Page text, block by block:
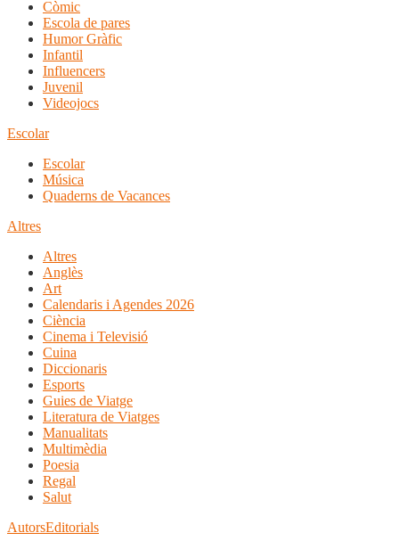
Còmic
Escola de pares
Humor Gràfic
Infantil
Influencers
Juvenil
Videojocs
Escolar
Escolar
Música
Quaderns de Vacances
Altres
Altres
Anglès
Art
Calendaris i Agendes 2026
Ciència
Cinema i Televisió
Cuina
Diccionaris
Esports
Guies de Viatge
Literatura de Viatges
Manualitats
Multimèdia
Poesia
Regal
Salut
AutorsEditorials